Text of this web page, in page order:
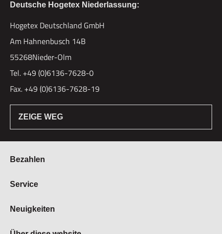
Deutsche Hogetex Niederlassung:
Hogetex Deutschland GmbH
Am Hahnenbusch 14B
55268Nieder-Olm
Tel. +49 (0)6136-7628-0
Fax. +49 (0)6136-7628-19
ZEIGE WEG
Bezahlen
Bestellung & Zahlung
Vertrag widerrufen
Lieferzeiten
Service
Über Hogetex
Neuigkeiten
Messen